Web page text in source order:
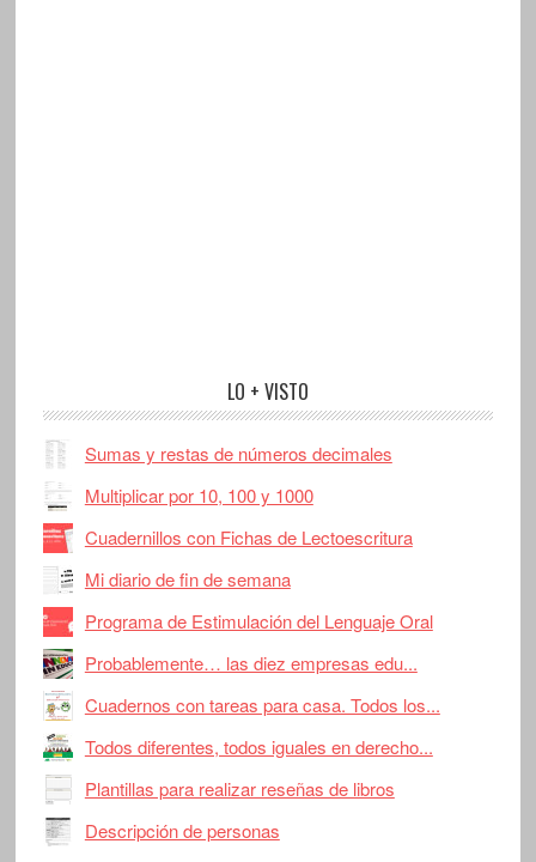
LO + VISTO
Sumas y restas de números decimales
Multiplicar por 10, 100 y 1000
Cuadernillos con Fichas de Lectoescritura
Mi diario de fin de semana
Programa de Estimulación del Lenguaje Oral
Probablemente… las diez empresas edu...
Cuadernos con tareas para casa. Todos los...
Todos diferentes, todos iguales en derecho...
Plantillas para realizar reseñas de libros
Descripción de personas